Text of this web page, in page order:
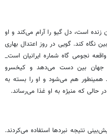
زنده است، دل گیو را آرام می‌کند و او
نگاه کند. گویی در روز اعتدال بهاری
نجومی گاه شماره ایرانیان است_
جهان بین دست می‌دهد و کیخسرو
همینطور هم می‌شود و او را بسته به
حالی که منیژه به او غذا می‌رساند.
نتیجه نبردها استفاده می‌کردند.